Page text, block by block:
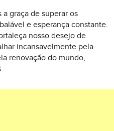
graça de superar os
e esperança constante.
nosso desejo de
incansavelmente pela
renovação do mundo,